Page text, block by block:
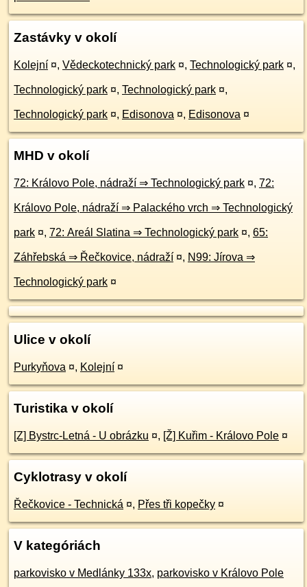
Zastávky v okolí
Kolejní ¤, Vědeckotechnický park ¤, Technologický park ¤,
Technologický park ¤, Technologický park ¤,
Technologický park ¤, Edisonova ¤, Edisonova ¤
MHD v okolí
72: Královo Pole, nádraží ⇒ Technologický park ¤, 72:
Královo Pole, nádraží ⇒ Palackého vrch ⇒ Technologický
park ¤, 72: Areál Slatina ⇒ Technologický park ¤, 65:
Záhřebská ⇒ Řečkovice, nádraží ¤, N99: Jírova ⇒
Technologický park ¤
Ulice v okolí
Purkyňova ¤, Kolejní ¤
Turistika v okolí
[Z] Bystrc-Letná - U obrázku ¤, [Ž] Kuřim - Královo Pole ¤
Cyklotrasy v okolí
Řečkovice - Technická ¤, Přes tři kopečky ¤
V kategóriách
parkovisko v Medlánky 133x, parkovisko v Královo Pole